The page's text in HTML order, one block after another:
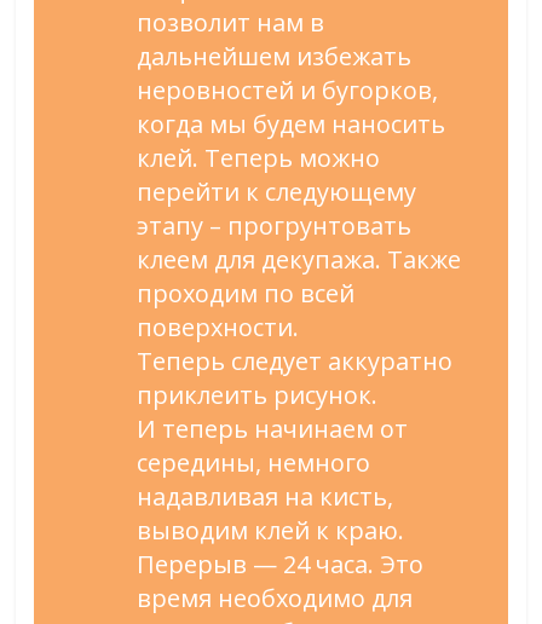
позволит нам в
дальнейшем избежать
неровностей и бугорков,
когда мы будем наносить
клей. Теперь можно
перейти к следующему
этапу – прогрунтовать
клеем для декупажа. Также
проходим по всей
поверхности.
Теперь следует аккуратно
приклеить рисунок.
И теперь начинаем от
середины, немного
надавливая на кисть,
выводим клей к краю.
Перерыв — 24 часа. Это
время необходимо для